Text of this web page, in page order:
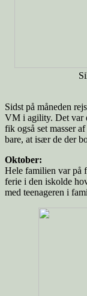
Sidst på måneden
VM i agility. Det var
fik også set masser
bare, at især de der
Oktober:
Hele familien var på
ferie i den iskolde
med teenageren i